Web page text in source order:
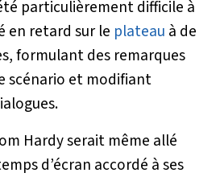
particulièrement difficile à
en retard sur le plateau à de
formulant des remarques
scénario et modifiant
Hardy serait même allé
d’écran accordé à ses